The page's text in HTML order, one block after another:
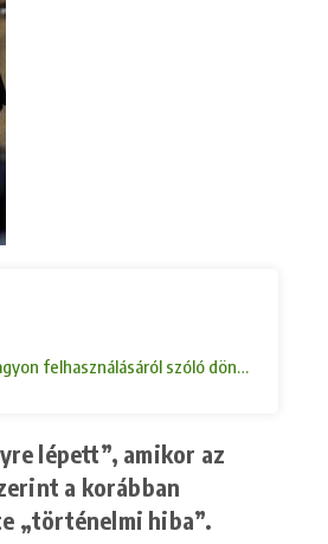
felhasználásáról szóló
lépett”, amikor az
a korábban
„történelmi hiba”.